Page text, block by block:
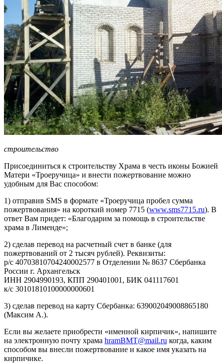
строительство
Присоединиться к строительству Храма в честь иконы Божией
Матери «Троеручица» и внести пожертвование можно
удобным для Вас способом:
1) отправив SMS в формате «Троеручица пробел сумма
пожертвования» на короткий номер 7715 (www.sms7715.ru). В
ответ Вам придет: «Благодарим за помощь в строительстве
храма в Лименде»;
2) сделав перевод на расчетный счет в банке (для
пожертвований от 2 тысяч рублей). Реквизиты:
р/с 40703810704240002577 в Отделении № 8637 Сбербанка
России г. Архангельск
ИНН 2904990193, КПП 290401001, БИК 041117601
к/с 30101810100000000601
3) сделав перевод на карту Сбербанка: 639002049008865180
(Максим А.).
Если вы желаете приобрести «именной кирпичик», напишите
на электронную почту храма hramBMT@mail.ru когда, каким
способом вы внесли пожертвование и какое имя указать на
кирпичике.